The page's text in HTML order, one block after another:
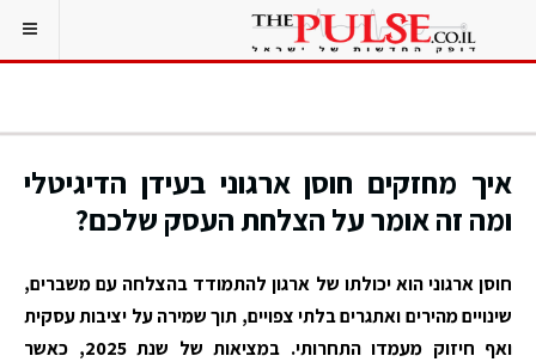
איך מחזקים חוסן ארגוני בעידן הדיגיטלי
ומה זה אומר על הצלחת העסק שלכם?
חוסן ארגוני הוא יכולתו של ארגון להתמודד בהצלחה עם משברים,
שינויים מהירים ואתגרים בלתי צפויים, תוך שמירה על יציבות עסקית
ואף חיזוק מעמדו התחרותי. במציאות של שנת 2025, כאשר